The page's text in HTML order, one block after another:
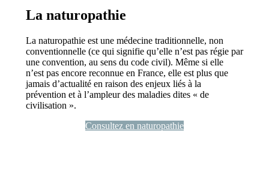
La naturopathie
La naturopathie est une médecine traditionnelle, non
conventionnelle (ce qui signifie qu’elle n’est pas régie par
une convention, au sens du code civil). Même si elle
n’est pas encore reconnue en France, elle est plus que
jamais d’actualité en raison des enjeux liés à la
prévention et à l’ampleur des maladies dites « de
civilisation ».
Consultez en naturopathie